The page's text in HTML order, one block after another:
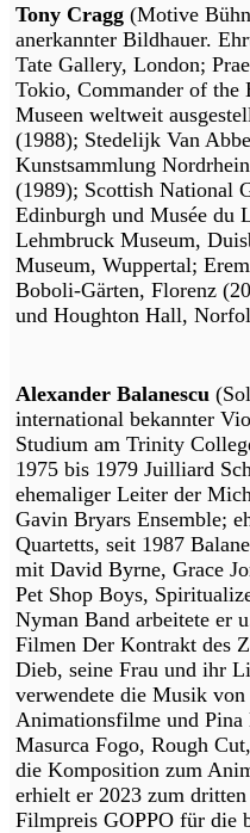
Tony Cragg (Motive
anerkannter Bildhauer.
Tate Gallery, London;
Tokio, Commander of
Museen weltweit
(1988); Stedelijk Van
Kunstsammlung
(1989); Scottish National
Edinburgh und Musée du
Lehmbruck Museum,
Museum, Wuppertal;
Boboli-Gärten, Florenz
und Houghton Hall,
Alexander Balanescu
international bekannter
Studium am Trinity
1975 bis 1979 Juilliard
ehemaliger Leiter der
Gavin Bryars Ensemble;
Quartetts, seit 1987
mit David Byrne, Grace
Pet Shop Boys,
Nyman Band arbeitete er
Filmen Der Kontrakt des
Dieb, seine Frau und ihr
verwendete die Musik
Animationsfilme und Pina
Masurca Fogo, Rough
die Komposition zum
erhielt er 2023 zum
Filmpreis GOPPO für die